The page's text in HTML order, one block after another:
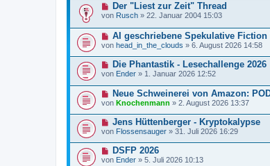
Der "Liest zur Zeit" Thread
von Rusch » 22. Januar 2004 15:03
AI geschriebene Spekulative
von head_in_the_clouds » 6. August 2026 14:58
Die Phantastik - Lesechallenge 2026
von Ender » 1. Januar 2026 12:52
Neue Schweinerei von Amazon:
von Knochenmann » 2. August 2026 13:37
Jens Hüttenberger - Kryptokalypse
von Flossensauger » 31. Juli 2026 16:29
DSFP 2026
von Ender » 5. Juli 2026 10:13